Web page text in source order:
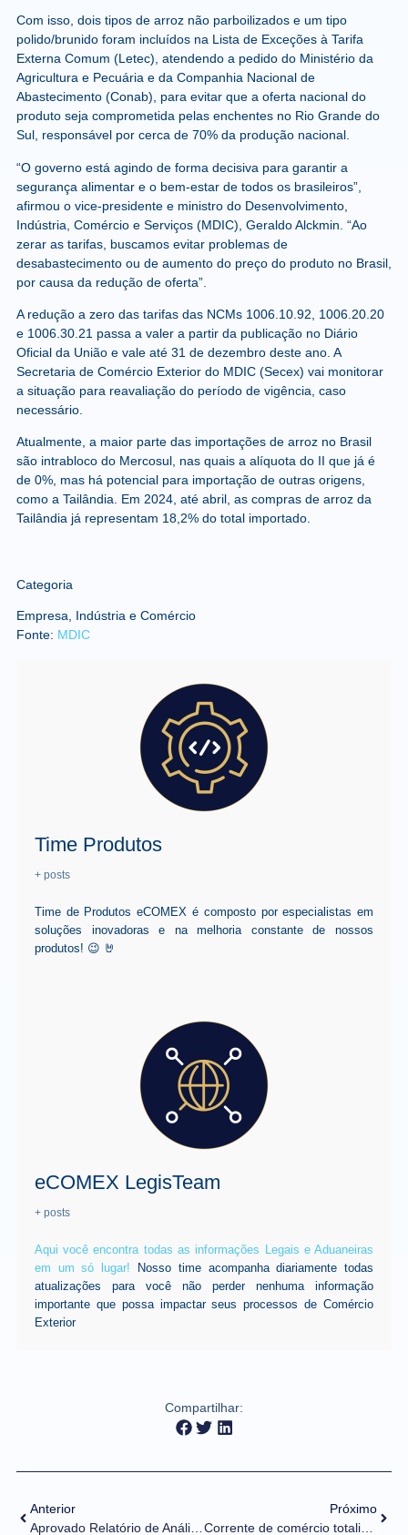
Com isso, dois tipos de arroz não parboilizados e um tipo
polido/brunido foram incluídos na Lista de Exceções à Tarifa
Externa Comum (Letec), atendendo a pedido do Ministério da
Agricultura e Pecuária e da Companhia Nacional de
Abastecimento (Conab), para evitar que a oferta nacional do
produto seja comprometida pelas enchentes no Rio Grande do
Sul, responsável por cerca de 70% da produção nacional.
“O governo está agindo de forma decisiva para garantir a
segurança alimentar e o bem-estar de todos os brasileiros”,
afirmou o vice-presidente e ministro do Desenvolvimento,
Indústria, Comércio e Serviços (MDIC), Geraldo Alckmin. “Ao
zerar as tarifas, buscamos evitar problemas de
desabastecimento ou de aumento do preço do produto no Brasil,
por causa da redução de oferta”.
A redução a zero das tarifas das NCMs 1006.10.92, 1006.20.20
e 1006.30.21 passa a valer a partir da publicação no Diário
Oficial da União e vale até 31 de dezembro deste ano. A
Secretaria de Comércio Exterior do MDIC (Secex) vai monitorar
a situação para reavaliação do período de vigência, caso
necessário.
Atualmente, a maior parte das importações de arroz no Brasil
são intrabloco do Mercosul, nas quais a alíquota do II que já é
de 0%, mas há potencial para importação de outras origens,
como a Tailândia. Em 2024, até abril, as compras de arroz da
Tailândia já representam 18,2% do total importado.
Categoria
Empresa, Indústria e Comércio
Fonte: MDIC
Time Produtos
+ posts
Time de Produtos eCOMEX é composto por especialistas em
soluções inovadoras e na melhoria constante de nossos
produtos! 😉 🤘
eCOMEX LegisTeam
+ posts
Aqui você encontra todas as informações Legais e Aduaneiras
em um só lugar! Nosso time acompanha diariamente todas
atualizações para você não perder nenhuma informação
importante que possa impactar seus processos de Comércio
Exterior
Compartilhar:
Anterior
Aprovado Relatório de Análise de Impacto Regulatório para a revisão do regulamento técnico de bens e produtos importados
Próximo
Corrente de comércio totaliza US$ 30,6 bi até a 3° semana de maio, crescimento de 3,2% pela média diária